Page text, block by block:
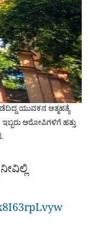
ಯುವಕನ ಆತ್ಮಹತ್ಯೆ
ಆರೋಪಿಗಳಿಗೆ ಹತ್ತು